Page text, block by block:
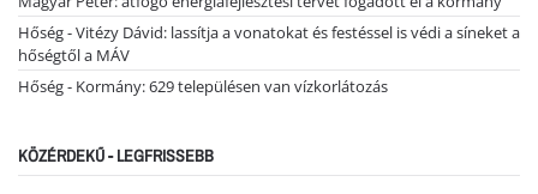
Hőség - Vitézy Dávid: lassítja a vonatokat és festéssel is védi a síneket a
hőségtől a MÁV
Hőség - Kormány: 629 településen van vízkorlátozás
KÖZÉRDEKŰ - LEGFRISSEBB